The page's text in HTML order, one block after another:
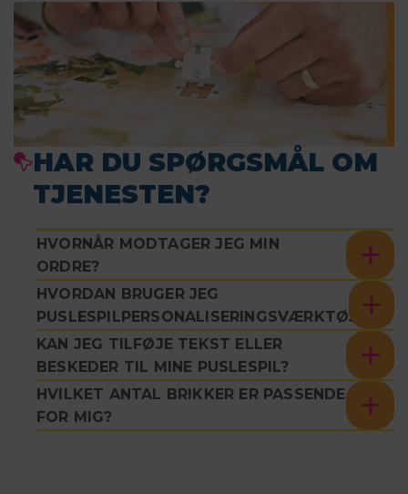
HAR DU SPØRGSMÅL OM
TJENESTEN?
HVORNÅR MODTAGER JEG MIN
ORDRE?
HVORDAN BRUGER JEG
PUSLESPILPERSONALISERINGSVÆRKTØJET?
KAN JEG TILFØJE TEKST ELLER
BESKEDER TIL MINE PUSLESPIL?
HVILKET ANTAL BRIKKER ER PASSENDE
FOR MIG?